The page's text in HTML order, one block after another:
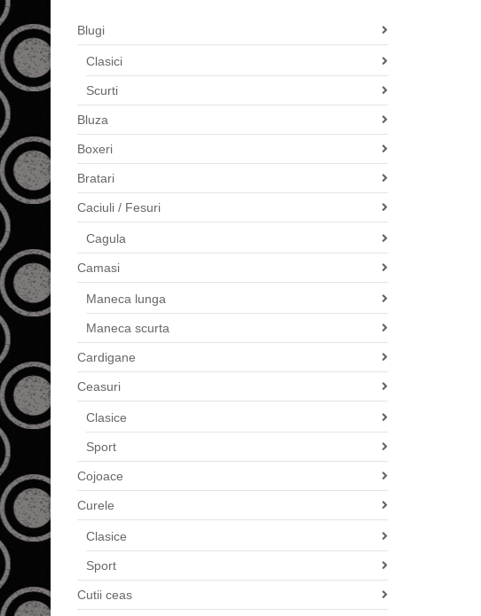
Blugi
Clasici
Scurti
Bluza
Boxeri
Bratari
Caciuli / Fesuri
Cagula
Camasi
Maneca lunga
Maneca scurta
Cardigane
Ceasuri
Clasice
Sport
Cojoace
Curele
Clasice
Sport
Cutii ceas